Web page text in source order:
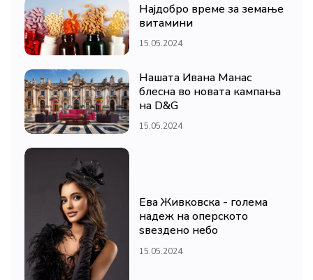
Најдобро време за земање
витамини
15.05.2024
Нашата Ивана Манас
блесна во новата кампања
на D&G
15.05.2024
Ева Живковска - голема
надеж на оперското
ѕвездено небо
15.05.2024